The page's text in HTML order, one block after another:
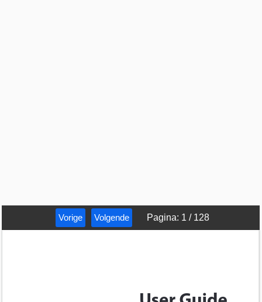
Vorige Volgende Pagina: 1 / 128